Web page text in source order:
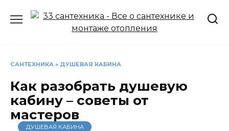
САНТЕХНИКА » ДУШЕВАЯ КАБИНА
Как разобрать душевую
кабину – советы от
мастеров
ДУШЕВАЯ КАБИНА